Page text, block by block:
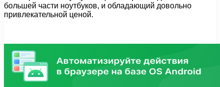
большей части ноутбуков, и обладающий довольно
привлекательной ценой.